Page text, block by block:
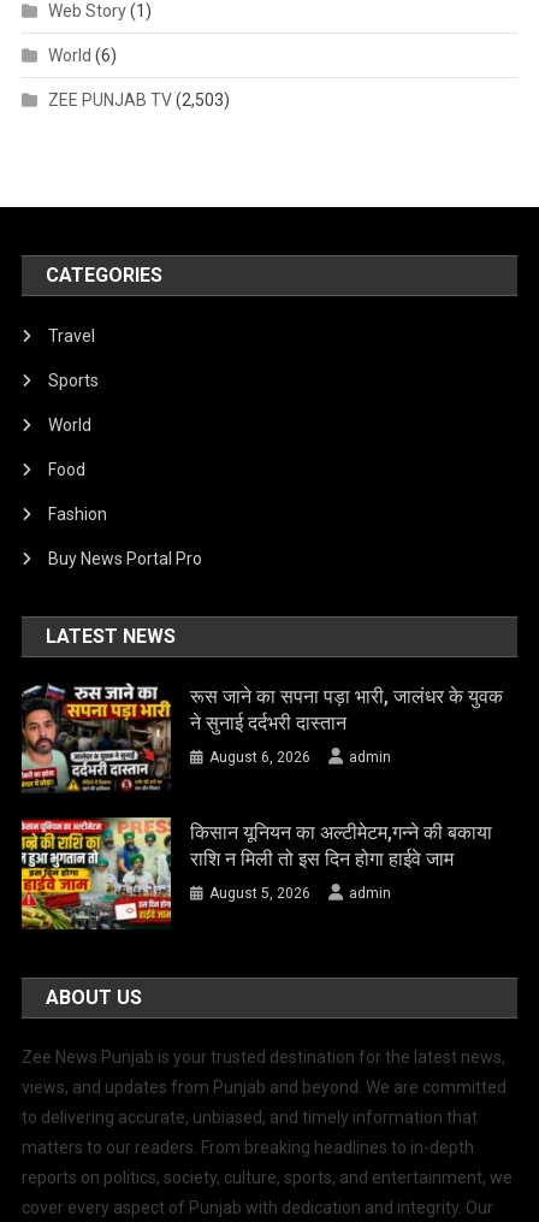
Web Story(1)
World (6)
ZEE PUNJAB TV(2,503)
CATEGORIES
Travel
Sports
World
Food
Fashion
Buy News Portal Pro
LATEST NEWS
रूस जाने का सपना पड़ा भारी, जालंधर के युवक
ने सुनाई दर्दभरी दास्तान
August 6, 2026 admin
किसान यूनियन का अल्टीमेटम,गन्ने की बकाया
राशि न मिली तो इस दिन होगा हाईवे जाम
August 5, 2026 admin
ABOUT US
Zee News Punjab is your trusted destination for the latest news,
views, and updates from Punjab and beyond. We are committed
to delivering accurate, unbiased, and timely information that
matters to our readers. From breaking headlines to in-depth
reports on politics, society, culture, sports, and entertainment, we
cover every aspect of Punjab with dedication and integrity. Our